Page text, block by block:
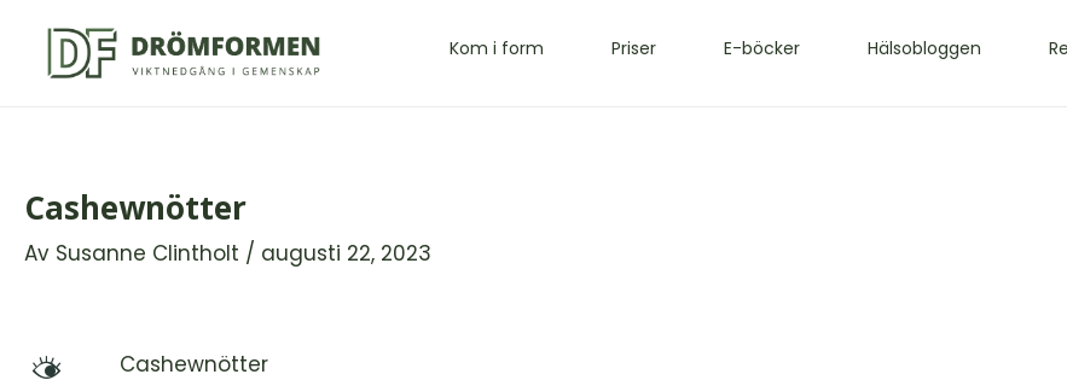
innehåll
Kom i form Priser E-böcker Hälsobloggen
Cashewnötter
Av Susanne Clintholt / augusti 22, 2023
M Cashewnötter